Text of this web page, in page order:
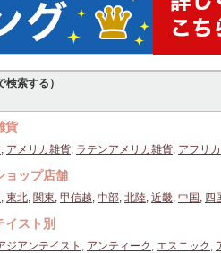
索する）
貨
, アメリカ雑貨, ラテンアメリカ雑貨, アフリ
ョップ店舗
, 東北, 関東, 甲信越, 中部, 北陸, 近畿, 中国 , 四
イスト別
ジアンテイスト , アンティーク , エスニック ,